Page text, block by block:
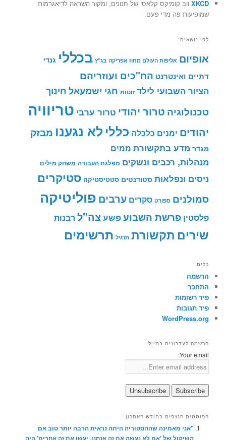
XKCD ווב קומיקס קלאסי של חנונים, ומקור השראה לדיאגרמות
שמופיעות פה מדי פעם.
לפי נושאים:
אופיום אליפות העולם מחוז אפריקה בג"ץ בכללי גנדי
דתיים ואינטרנט הח"כים ועוזריהם
הציור השבועי לילד זוטות חגי ישמעאל חינוך
טכנולוגיה טרור יהודי טרור ערבי טריוויה
יהודים ימנים כלכלה כללי לא נגענו מבזק
מגדר מדע בתקשורת ממים
מנהלות, רכבים ונשקים מפלגת העבודה משחק מילים
ניסים ונפלאות סטודנטים סטטיסטיקה סטיקרים
סמולנים ספורט סקרים ערבים פוליטיקה
פלסטין פרשת השבועפשעצה"ל רבנות
שירים תקשורת תרגיל תרשימים
כלים
הרשמה
התחבר
פיד רשומות
פיד תגובות
WordPress.org
הרשמה לעדכונים במייל
Your email:
הפוסטים הנצפים בחודש האחרון
"אני מאמינה שההסטוריה היתה נראית הרבה יותר טוב אם
השיקול של 'אם לא נעשה את זה אנחנו, יעשו את זה אחרים' היה